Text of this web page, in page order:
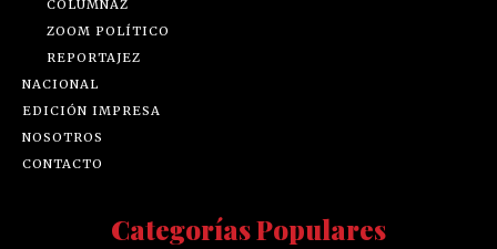
COLUMNAZ
ZOOM POLÍTICO
REPORTAJEZ
NACIONAL
EDICIÓN IMPRESA
NOSOTROS
CONTACTO
Categorías Populares